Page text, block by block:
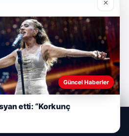
Club
×
Güncel Haberler
etti: “Korkunç